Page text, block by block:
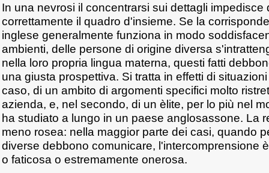
In una nevrosi il concentrarsi sui dettagli impedisce
correttamente il quadro d'insieme. Se la
inglese generalmente funziona in modo
ambienti, delle persone di origine diversa
nella loro propria lingua materna, questi fatti
una giusta prospettiva. Si tratta in effetti di
caso, di un ambito di argomenti specifici molto
azienda, e, nel secondo, di un èlite, per lo più nel
ha studiato a lungo in un paese anglosassone. La
meno rosea: nella maggior parte dei casi, quando
diverse debbono comunicare, l'intercomprensione
o faticosa o estremamente onerosa.